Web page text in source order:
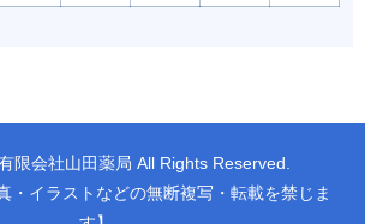
限会社山田薬局 All Rights Reserved.
・イラストなどの無断複写・転載を禁じま